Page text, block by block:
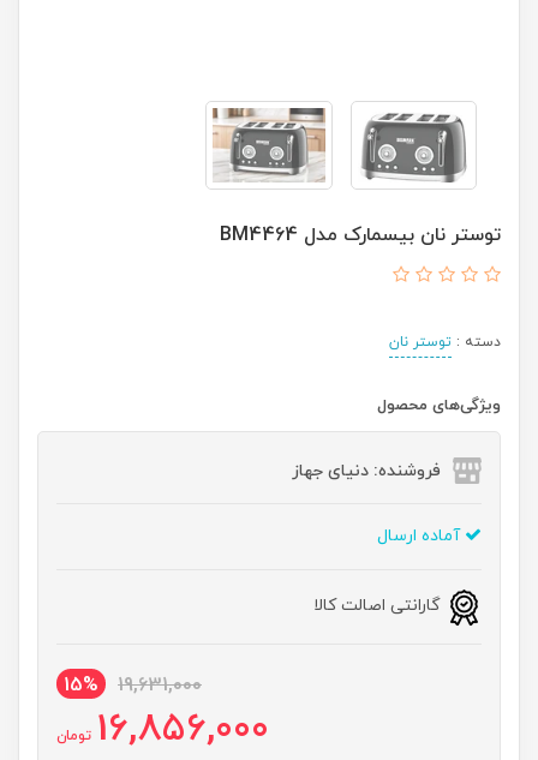
توستر نان بیسمارک مدل BM4464
دسته : توستر نان
ویژگی‌های محصول
فروشنده: دنیای جهاز
آماده ارسال
گارانتی اصالت کالا
19,631,000
15%
16,856,000 تومان